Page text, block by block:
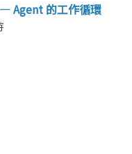
Agent 的工作循環